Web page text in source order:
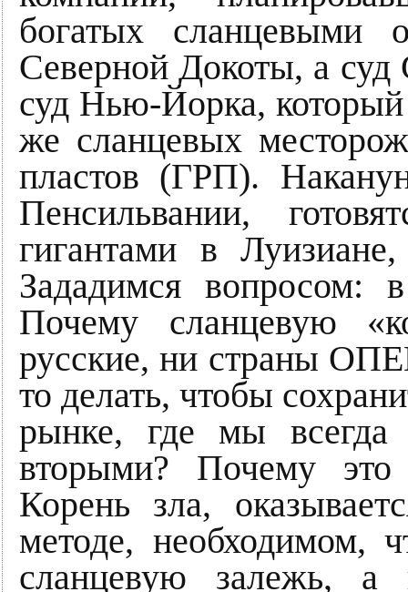
богатых сланцевыми
Северной Докоты, а
суд Нью-Йорка, который
же сланцевых
пластов (ГРП).
Пенсильвании,
гигантами в
Зададимся вопросом:
Почему сланцевую
русские, ни страны
то делать, чтобы
рынке, где мы
вторыми? Почему это
Корень зла,
методе, необходимом,
сланцевую залежь, а